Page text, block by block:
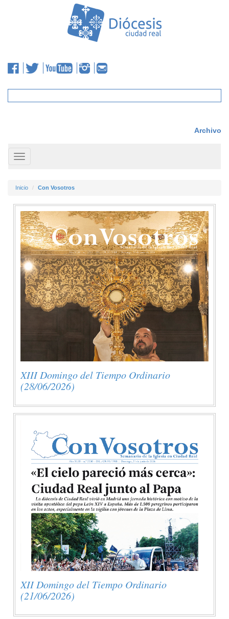
Archivo
Toggle
navigation
Inicio Con Vosotros
XIII Domingo del Tiempo Ordinario
(28/06/2026)
XII Domingo del Tiempo Ordinario
(21/06/2026)